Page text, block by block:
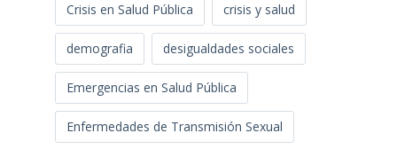
Crisis en Salud Pública crisis y salud
demografia desigualdades sociales
Emergencias en Salud Pública
Enfermedades de Transmisión Sexual